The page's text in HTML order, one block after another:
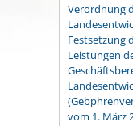
Verordnung
Festsetzung
Leistungen
vom 1. März